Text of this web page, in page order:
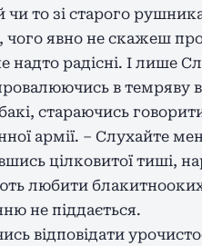
то зі старого
явно не скажеш про
радісні. І лише
в темряву
стараючись
армії. – Слухайте
цілковитої тиші,
любити
не піддається.
відповідати